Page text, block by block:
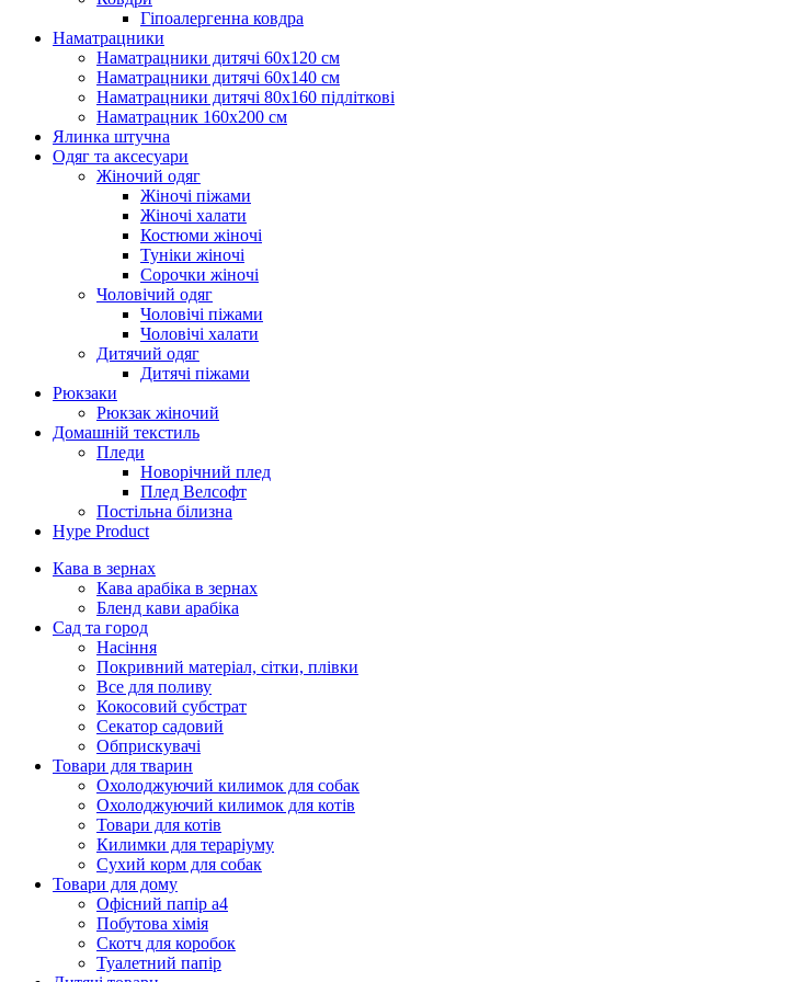
Гіпоалергенна ковдра
Наматрацники
Наматрацники дитячі 60х120 см
Наматрацники дитячі 60х140 см
Наматрацники дитячі 80х160 підліткові
Наматрацник 160х200 см
Ялинка штучна
Одяг та аксесуари
Жіночий одяг
Жіночі піжами
Жіночі халати
Костюми жіночі
Туніки жіночі
Сорочки жіночі
Чоловічий одяг
Чоловічі піжами
Чоловічі халати
Дитячий одяг
Дитячі піжами
Рюкзаки
Рюкзак жіночий
Домашній текстиль
Пледи
Новорічний плед
Плед Велсофт
Постільна білизна
Hype Product
Кава в зернах
Кава арабіка в зернах
Бленд кави арабіка
Сад та город
Насіння
Покривний матеріал, сітки, плівки
Все для поливу
Кокосовий субстрат
Секатор садовий
Обприскувачі
Товари для тварин
Охолоджуючий килимок для собак
Охолоджуючий килимок для котів
Товари для котів
Килимки для тераріуму
Сухий корм для собак
Товари для дому
Офісний папір а4
Побутова хімія
Скотч для коробок
Туалетний папір